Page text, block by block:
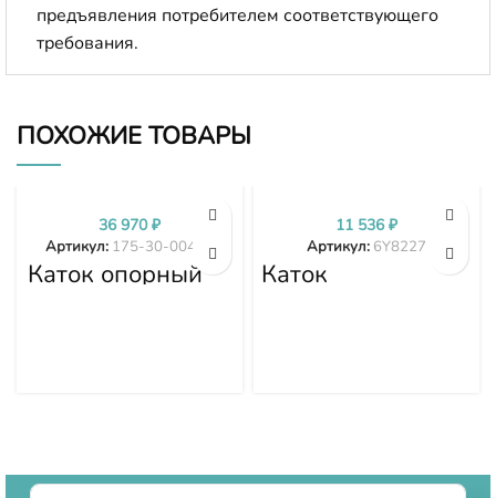
предъявления потребителем соответствующего
требования.
ПОХОЖИЕ ТОВАРЫ
Каток опорный
двубортный 175-
Артикул: 175-30-00499
36 970₽
Каток
поддерживающий
Артикул: 6Y8227
11 536₽